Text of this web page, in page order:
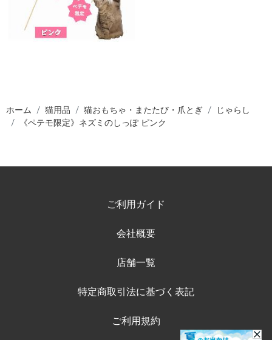
ホーム 猫用品 猫おもちゃ・またたび・爪とぎ
じゃらし
《ペテモ限定》ネズミのしっぽ ピンク
ご利用ガイド
会社概要
店舗一覧
特定商取引法に基づく表記
ご利用規約